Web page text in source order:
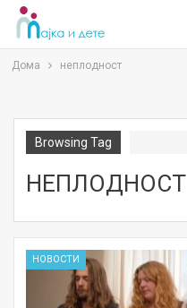
Дома неплодност
Browsing Tag
НЕПЛОДНОСТ
НОВОСТИ